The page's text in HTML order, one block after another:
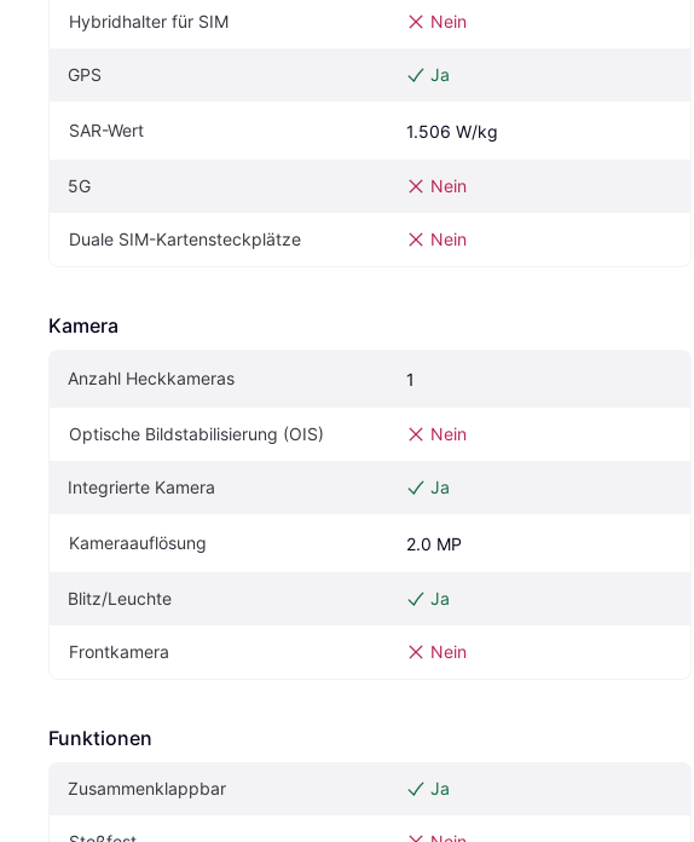
Hybridhalter für SIM Nein
GPS Ja
SAR-Wert 1.506 W/kg
5G Nein
Duale SIM-Kartensteckplätze Nein
Kamera
Anzahl Heckkameras 1
Optische Bildstabilisierung (OIS) Nein
Integrierte Kamera Ja
Kameraauflösung 2.0 MP
Blitz/Leuchte Ja
Frontkamera Nein
Funktionen
Zusammenklappbar Ja